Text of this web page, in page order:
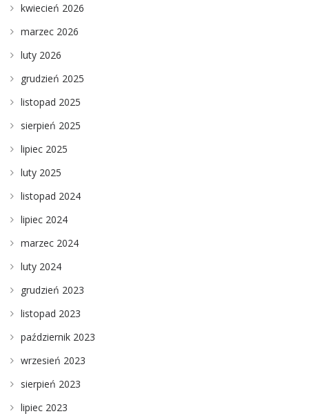
kwiecień 2026
marzec 2026
luty 2026
grudzień 2025
listopad 2025
sierpień 2025
lipiec 2025
luty 2025
listopad 2024
lipiec 2024
marzec 2024
luty 2024
grudzień 2023
listopad 2023
październik 2023
wrzesień 2023
sierpień 2023
lipiec 2023